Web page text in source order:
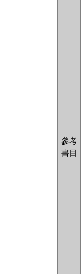
參考
書目